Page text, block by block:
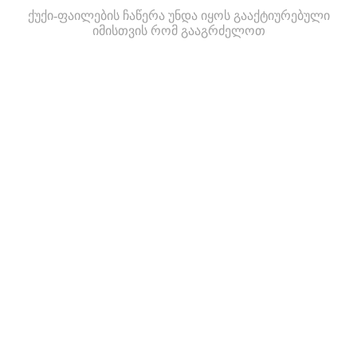
ქუქი-ფაილების ჩაწერა უნდა იყოს გააქტიურებული
იმისთვის რომ გააგრძელოთ